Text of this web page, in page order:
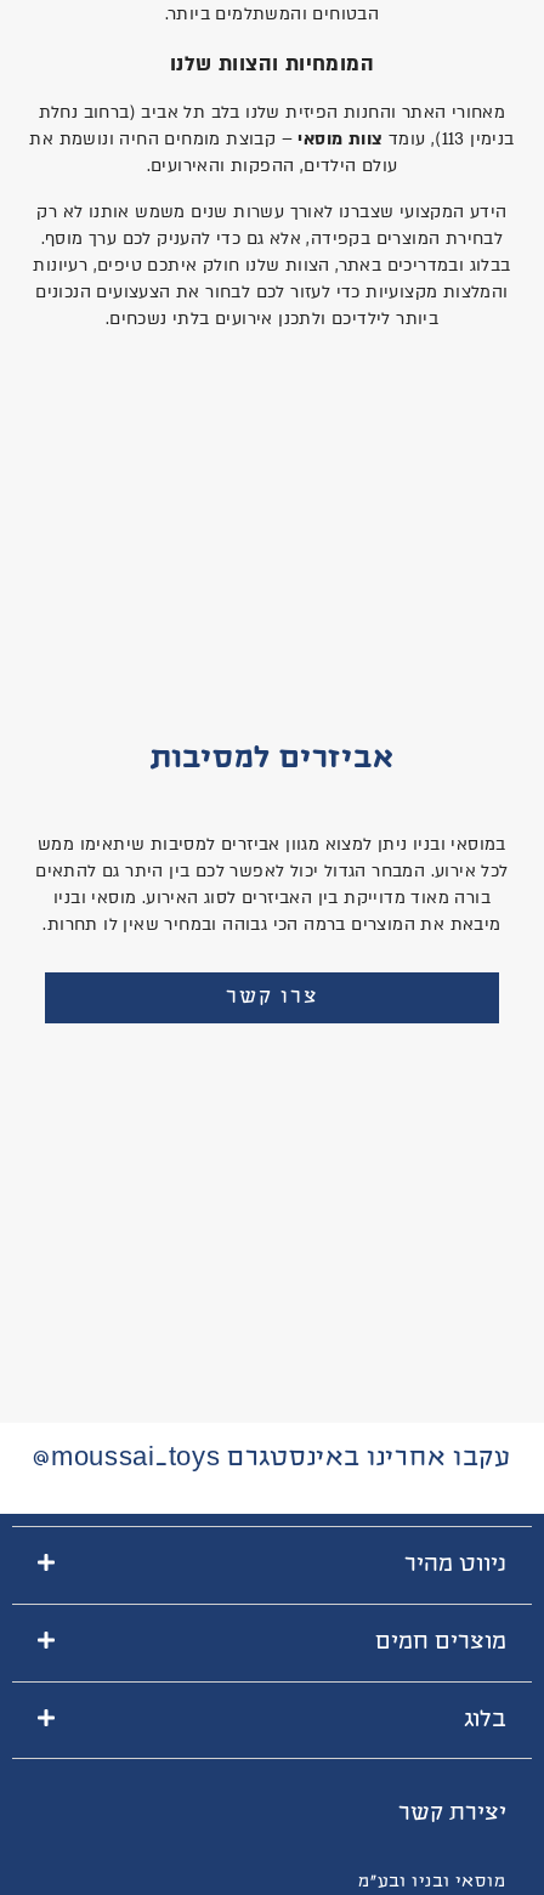
הבטוחים והמשתלמים ביותר.
המומחיות והצוות שלנו
מאחורי האתר והחנות הפיזית שלנו בלב תל אביב (ברחוב נחלת
בנימין 113), עומד
צוות מוסאי– קבוצת מומחים החיה ונושמת את
עולם הילדים, ההפקות והאירועים.
הידע המקצועי שצברנו לאורך עשרות שנים משמש אותנו לא רק
לבחירת המוצרים בקפידה, אלא גם כדי להעניק לכם ערך מוסף.
בבלוג ובמדריכים באתר, הצוות שלנו חולק איתכם טיפים, רעיונות
והמלצות מקצועיות כדי לעזור לכם לבחור את הצעצועים הנכונים
ביותר לילדיכם ולתכנן אירועים בלתי נשכחים.
אביזרים למסיבות
במוסאי ובניו ניתן למצוא מגוון אביזרים למסיבות שיתאימו ממש
לכל אירוע. המבחר הגדול יכול לאפשר לכם בין היתר גם להתאים
בורה מאוד מדוייקת בין האביזרים לסוג האירוע. מוסאי ובניו
מיבאת את המוצרים ברמה הכי גבוהה ובמחיר שאין לו תחרות.
צרו קשר
עקבו אחרינו באינסטגרם moussai_toys@
ניווט מהיר
מוצרים חמים
בלוג
יצירת קשר
מוסאי ובניו ובע”מ